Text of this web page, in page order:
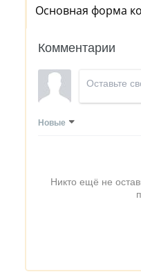
Основная форма
Комментарии
Новые
Никто ещё не